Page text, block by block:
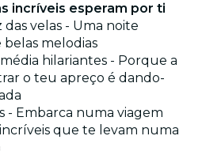
incríveis esperam por ti
das velas - Uma noite
melodias
hilariantes - Porque a
o teu apreço é dando-
- Embarca numa viagem
que te levam numa